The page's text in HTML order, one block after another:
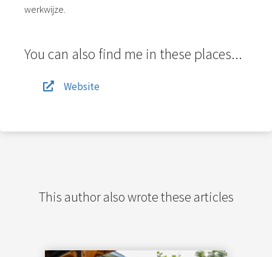
werkwijze.
You can also find me in these places...
Website
This author also wrote these articles